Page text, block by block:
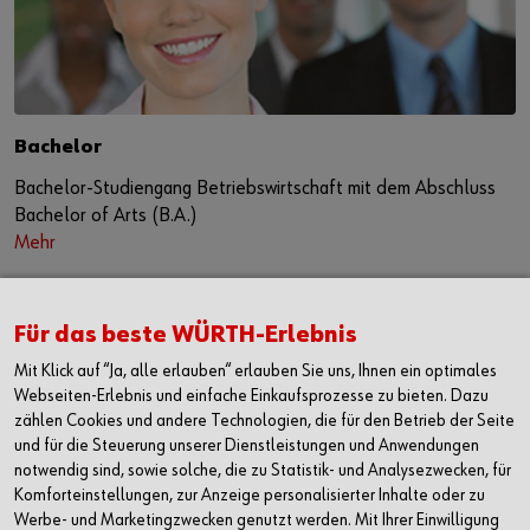
Bachelor
Bachelor-Studiengang Betriebswirtschaft mit dem Abschluss
Bachelor of Arts (B.A.)
Mehr
Für das beste WÜRTH-Erlebnis
Mit Klick auf “Ja, alle erlauben“ erlauben Sie uns, Ihnen ein optimales
Webseiten-Erlebnis und einfache Einkaufsprozesse zu bieten. Dazu
zählen Cookies und andere Technologien, die für den Betrieb der Seite
und für die Steuerung unserer Dienstleistungen und Anwendungen
notwendig sind, sowie solche, die zu Statistik- und Analysezwecken, für
Komforteinstellungen, zur Anzeige personalisierter Inhalte oder zu
Werbe- und Marketingzwecken genutzt werden. Mit Ihrer Einwilligung